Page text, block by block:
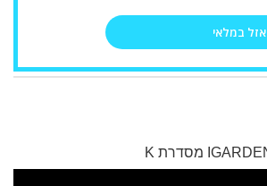
אזל במלאי